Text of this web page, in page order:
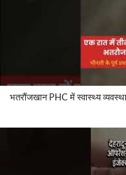
भतरौंजखान PHC में स्वास्थ्य